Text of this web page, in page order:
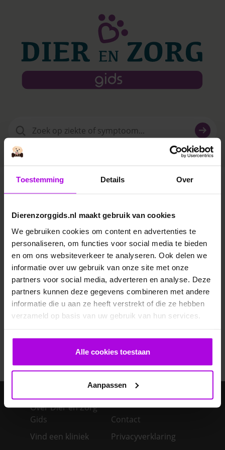
Toestemming Details Over
Dierenzorggids.nl maakt gebruik van cookies
We gebruiken cookies om content en advertenties te
personaliseren, om functies voor social media te bieden
en om ons websiteverkeer te analyseren. Ook delen we
informatie over uw gebruik van onze site met onze
partners voor social media, adverteren en analyse. Deze
partners kunnen deze gegevens combineren met andere
informatie die u aan ze heeft verstrekt of die ze hebben
verzameld op basis van uw gebruik van hun services.
Alle cookies toestaan
Aanpassen
naar:
Dierenkliniek Emmen
Veelgestelde vragen
Ontwormen pup
Bloedonderzoek bij hond en kat
Je cavia verzorgen
Een konijn in huis – advies over de verzorging
Over Dier en Zorg
Gids
Contact
Vind een kliniek
Privacyverklaring